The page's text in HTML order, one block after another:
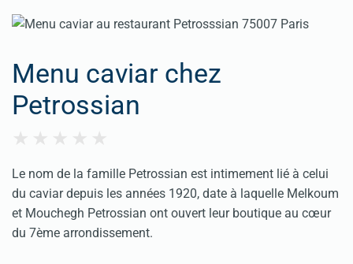
Menu caviar chez
Petrossian
Le nom de la famille Petrossian est intimement lié à celui
du caviar depuis les années 1920, date à laquelle Melkoum
et Mouchegh Petrossian ont ouvert leur boutique au cœur
du 7ème arrondissement.